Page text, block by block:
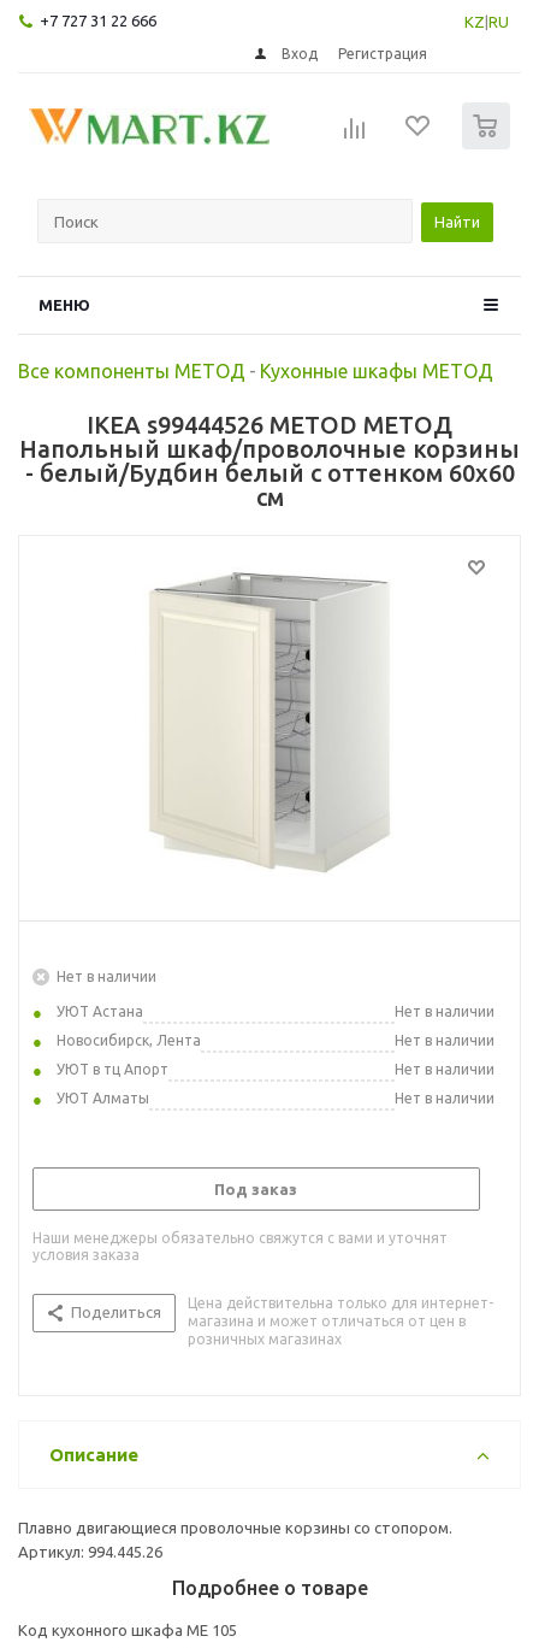
+7 727 31 22 666 KZ RU
Вход Регистрация
Найти
МЕНЮ
Все компоненты МЕТОД - Кухонные шкафы МЕТОД
IKEA s99444526 METOD МЕТОД
Напольный шкаф/проволочные корзины
- белый/Будбин белый с оттенком 60x60
см
Нет в наличии
УЮТ Астана
Нет в наличии
Новосибирск, Лента
Нет в наличии
УЮТ в тц Апорт
Нет в наличии
УЮТ Алматы
Нет в наличии
Под заказ
Наши менеджеры обязательно свяжутся с вами и уточнят
условия заказа
Поделиться
Цена действительна только для интернет-
магазина и может отличаться от цен в
розничных магазинах
Описание
Плавно двигающиеся проволочные корзины со стопором.
Артикул: 994.445.26
Подробнее о товаре
Код кухонного шкафа ME 105